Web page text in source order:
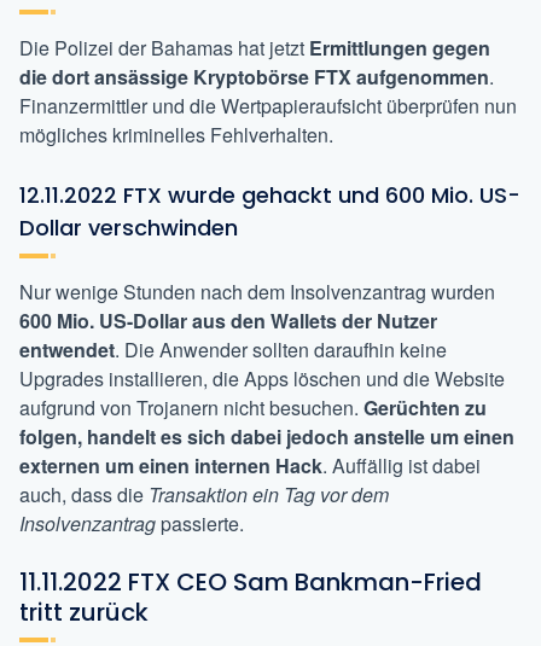
Die Polizei der Bahamas hat jetzt Ermittlungen gegen
die dort ansässige Kryptobörse FTX aufgenommen.
Finanzermittler und die Wertpapieraufsicht überprüfen nun
mögliches kriminelles Fehlverhalten.
12.11.2022 FTX wurde gehackt und 600 Mio. US-
Dollar verschwinden
Nur wenige Stunden nach dem Insolvenzantrag wurden
600 Mio. US-Dollar aus den Wallets der Nutzer
entwendet. Die Anwender sollten daraufhin keine
Upgrades installieren, die Apps löschen und die Website
aufgrund von Trojanern nicht besuchen. Gerüchten zu
folgen, handelt es sich dabei jedoch anstelle um einen
externen um einen internen Hack. Auffällig ist dabei
auch, dass die Transaktion ein Tag vor dem
Insolvenzantragpassierte.
11.11.2022 FTX CEO Sam Bankman-Fried
tritt zurück